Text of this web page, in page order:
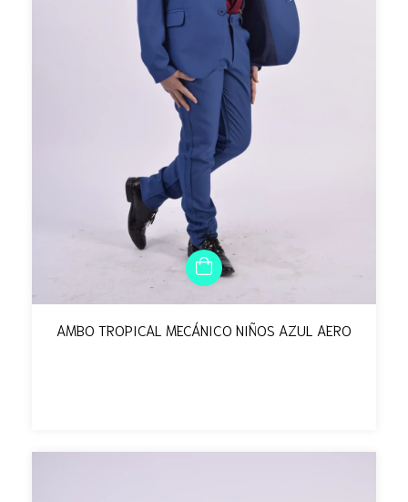
AMBO TROPICAL MECÁNICO NIÑOS AZUL AERO